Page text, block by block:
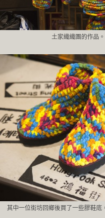
土家織織團的作品
其中一位街坊回鄉後買了一些膠鞋